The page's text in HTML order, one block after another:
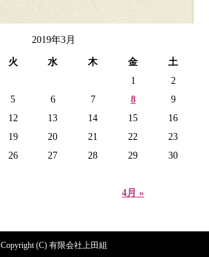
2019年3月
火 水 木 金 土
4月 »
1
2
5 6 7 8
9
12 13 14 15
16
19 20 21 22
23
26 27 28 29
30
Copyright (C) 有限会社上田組